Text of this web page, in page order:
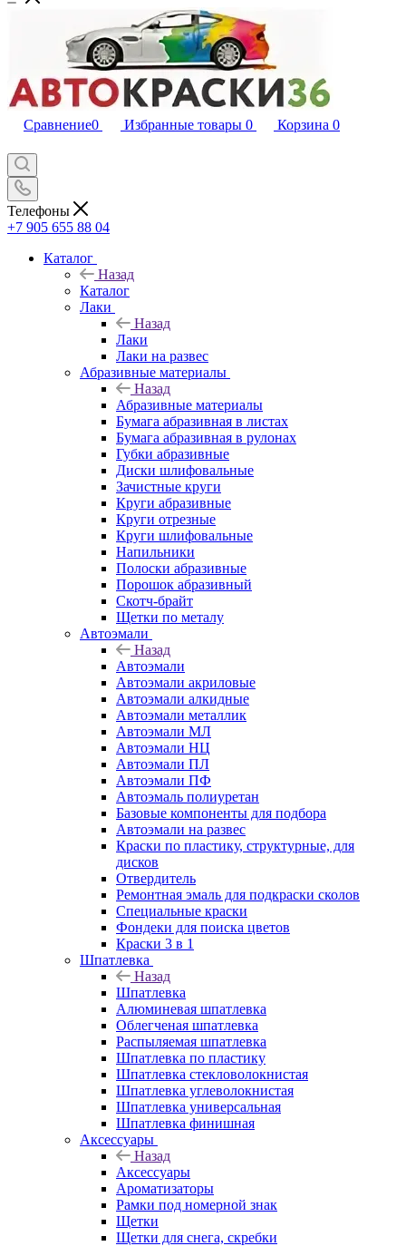
Сравнение0 Избранные товары 0 Корзина 0
Телефоны
+7 905 655 88 04
Каталог
Назад
Каталог
Лаки
Назад
Лаки
Лаки на развес
Абразивные материалы
Назад
Абразивные материалы
Бумага абразивная в листах
Бумага абразивная в рулонах
Губки абразивные
Диски шлифовальные
Зачистные круги
Круги абразивные
Круги отрезные
Круги шлифовальные
Напильники
Полоски абразивные
Порошок абразивный
Скотч-брайт
Щетки по металу
Автоэмали
Назад
Автоэмали
Автоэмали акриловые
Автоэмали алкидные
Автоэмали металлик
Автоэмали МЛ
Автоэмали НЦ
Автоэмали ПЛ
Автоэмали ПФ
Автоэмаль полиуретан
Базовые компоненты для подбора
Автоэмали на развес
Краски по пластику, структурные, для
дисков
Отвердитель
Ремонтная эмаль для подкраски сколов
Специальные краски
Фондеки для поиска цветов
Краски 3 в 1
Шпатлевка
Назад
Шпатлевка
Алюминевая шпатлевка
Облегченая шпатлевка
Распыляемая шпатлевка
Шпатлевка по пластику
Шпатлевка стекловолокнистая
Шпатлевка углеволокнистая
Шпатлевка универсальная
Шпатлевка финишная
Аксессуары
Назад
Аксессуары
Ароматизаторы
Рамки под номерной знак
Щетки
Щетки для снега, скребки